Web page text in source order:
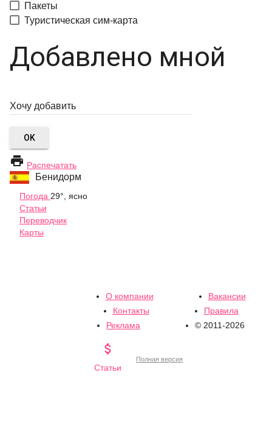
Пакеты
Туристическая сим-карта
Добавлено мной
OK
 Распечатать
Бенидорм
Погода 29°, ясно
Статьи
Переводчик
Карты
О компании
Вакансии
Контакты
Правила
Реклама
© 2011-2026

Статьи
Полная версия